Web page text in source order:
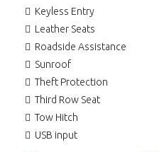
Keyless Entry
Leather Seats
Roadside Assistance
Sunroof
Theft Protection
Third Row Seat
Tow Hitch
USB input